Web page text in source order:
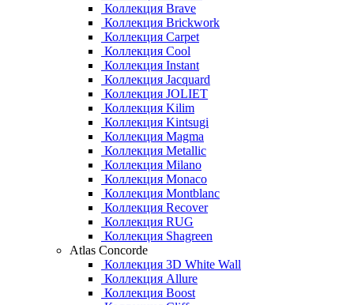
Коллекция Brave
Коллекция Brickwork
Коллекция Carpet
Коллекция Cool
Коллекция Instant
Коллекция Jacquard
Коллекция JOLIET
Коллекция Kilim
Коллекция Kintsugi
Коллекция Magma
Коллекция Metallic
Коллекция Milano
Коллекция Monaco
Коллекция Montblanc
Коллекция Recover
Коллекция RUG
Коллекция Shagreen
Atlas Concorde
Коллекция 3D White Wall
Коллекция Allure
Коллекция Boost